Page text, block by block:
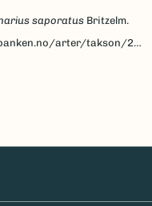
saporatus Britzelm.
arter/takson/225097